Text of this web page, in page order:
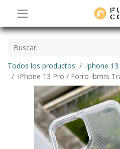
Todos los productos
Iphone
iPhone 13 Pro / Forro Ibmrs